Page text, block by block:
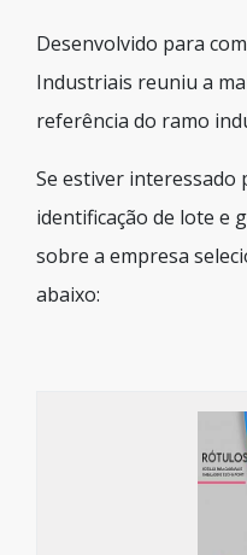
Desenvolvido para
Industriais reuniu a
referência do ramo
Se estiver interessado
identificação de lote e
sobre a empresa
abaixo: